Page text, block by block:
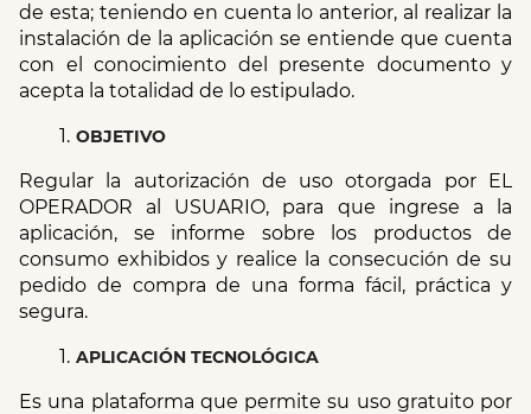
de esta; teniendo en cuenta lo anterior, al realizar la
instalación de la aplicación se entiende que cuenta
con el conocimiento del presente documento y
acepta la totalidad de lo estipulado.
OBJETIVO
Regular la autorización de uso otorgada por EL
OPERADOR al USUARIO, para que ingrese a la
aplicación, se informe sobre los productos de
consumo exhibidos y realice la consecución de su
pedido de compra de una forma fácil, práctica y
segura.
APLICACIÓN TECNOLÓGICA
Es una plataforma que permite su uso gratuito por